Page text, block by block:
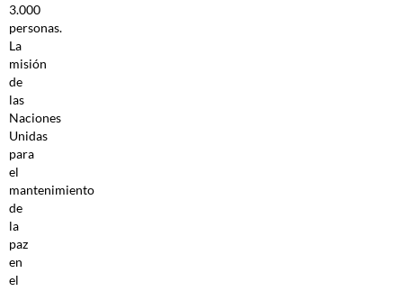
3.000
personas.
La
misión
de
las
Naciones
Unidas
para
el
mantenimiento
de
la
paz
en
el